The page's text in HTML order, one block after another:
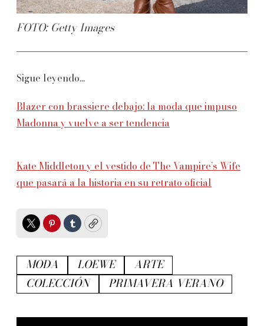
FOTO: Getty Images
Sigue leyendo...
Blazer con brassiere debajo: la moda que impuso
Madonna y vuelve a ser tendencia
Kate Middleton y el vestido de The Vampire’s Wife
que pasará a la historia en su retrato oficial
TwitterPinterest
TumblrCopy
MODA LOEWE
ARTE
COLECCIÓN
PRIMAVERA VERANO